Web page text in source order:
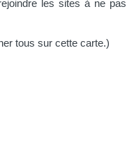
les sites à ne pas
tous sur cette carte.)